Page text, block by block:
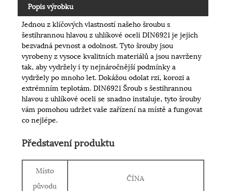
Popis výrobku
Jednou z klíčových vlastností našeho šroubu s
šestihrannou hlavou z uhlíkové oceli DIN6921 je jejich
bezvadná pevnost a odolnost. Tyto šrouby jsou
vyrobeny z vysoce kvalitních materiálů a jsou navrženy
tak, aby vydržely i ty nejnáročnější podmínky a
vydržely po mnoho let. Dokážou odolat rzi, korozi a
extrémním teplotám. DIN6921 Šroub s šestihrannou
hlavou z uhlíkové oceli se snadno instaluje, tyto šrouby
vám pomohou udržet vaše zařízení na místě a fungovat
co nejlépe.
Představení produktu
Místo
původu
ČÍNA